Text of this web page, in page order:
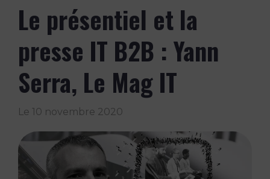
Le présentiel et la
presse IT B2B : Yann
Serra, Le Mag IT
Le10 novembre 2020